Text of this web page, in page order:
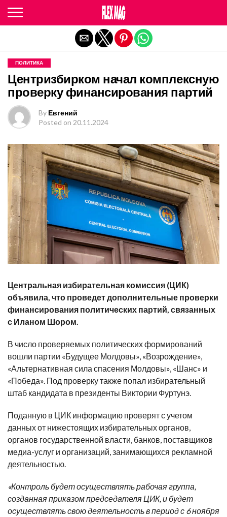
ПОЛИТИКА
Центризбирком начал комплексную
проверку финансирования партий
By Евгений
Posted on 20.11.2024
Центральная избирательная комиссия (ЦИК)
объявила, что проведет дополнительные проверки
финансирования политических партий, связанных
с Иланом Шором.
В число проверяемых политических формирований
вошли партии «Будущее Молдовы», «Возрождение»,
«Альтернативная сила спасения Молдовы», «Шанс» и
«Победа». Под проверку также попал избирательный
штаб кандидата в президенты Виктории Фуртунэ.
Поданную в ЦИК информацию проверят с учетом
данных от нижестоящих избирательных органов,
органов государственной власти, банков, поставщиков
медиа-услуг и организаций, занимающихся рекламной
деятельностью.
«Контроль будет осуществлять рабочая группа,
созданная приказом председателя ЦИК, и будет
осуществлять свою деятельность в период с 6 ноября
Exit mobile version